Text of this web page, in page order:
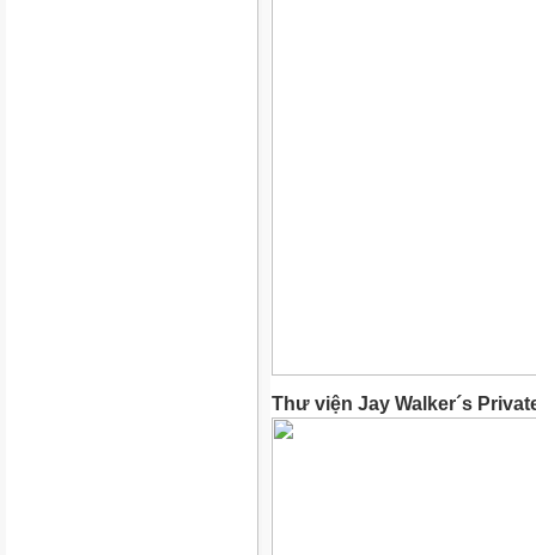
Thư viện Jay Walker´s